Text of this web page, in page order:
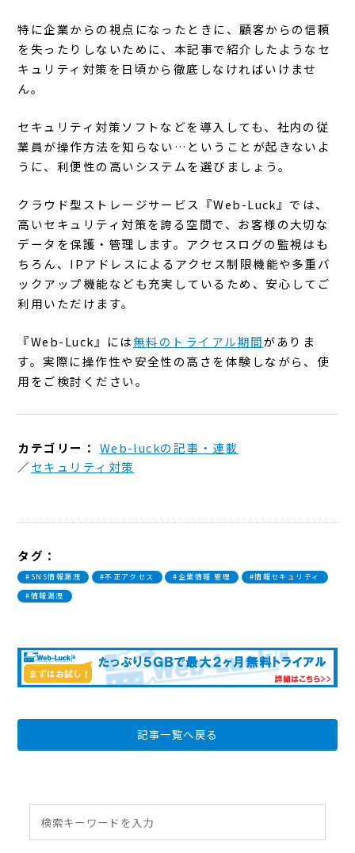
特に企業からの視点になったときに、顧客からの信頼
を失ったりしないために、本記事で紹介したようなセ
キュリティ対策を日頃から徹底しなければいけませ
ん。
セキュリティ対策ソフトなどを導入しても、社内の従
業員が操作方法を知らない…ということが起きないよ
うに、利便性の高いシステムを選びましょう。
クラウド型ストレージサービス『Web-Luck』では、
高いセキュリティ対策を誇る空間で、お客様の大切な
データを保護・管理します。アクセスログの監視はも
ちろん、IPアドレスによるアクセス制限機能や多重バ
ックアップ機能なども充実しているため、安心してご
利用いただけます。
『Web-Luck』には無料のトライアル期間がありま
す。実際に操作性や安全性の高さを体験しながら、使
用をご検討ください。
カテゴリー： Web-luckの記事・連載
セキュリティ対策
タグ：
#SNS情報漏洩 #不正アクセス #企業情報 管理
#情報セキュリティ
#情報漏洩
記事一覧へ戻る